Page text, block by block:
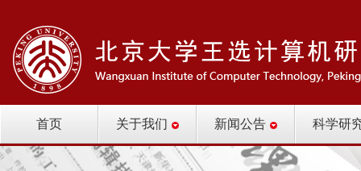
首页 关于我们 新闻公告 科学研